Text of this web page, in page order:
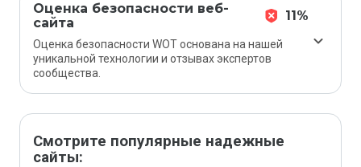
Оценка безопасности веб-
сайта
11%
Оценка безопасности WOT основана на нашей
уникальной технологии и отзывах экспертов
сообщества.
Смотрите популярные надежные
сайты: